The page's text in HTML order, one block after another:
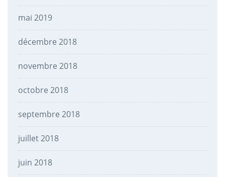
mai 2019
décembre 2018
novembre 2018
octobre 2018
septembre 2018
juillet 2018
juin 2018